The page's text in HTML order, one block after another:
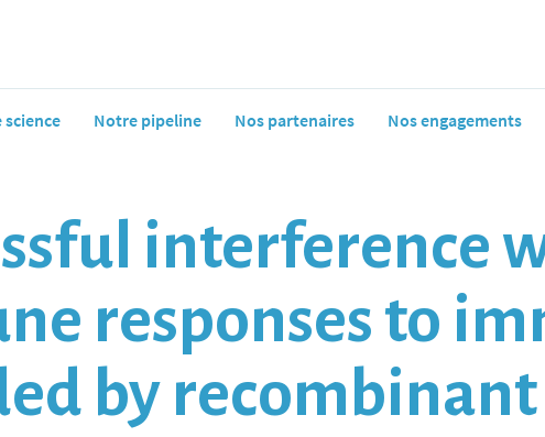
Notre pipeline Nos partenaires Nos engagements
interference
responses to
by